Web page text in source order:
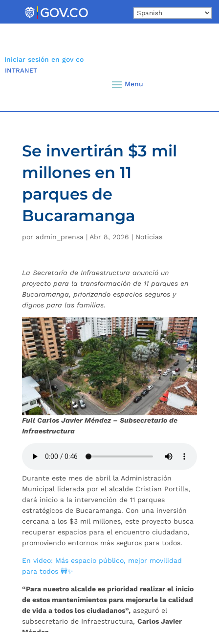
Iniciar sesión en gov co
INTRANET
Se invertirán $3 mil
millones en 11
parques de
Bucaramanga
por admin_prensa | Abr 8, 2026 | Noticias
La Secretaría de Infraestructura anunció un
proyecto para la transformación de 11 parques en
Bucaramanga, priorizando espacios seguros y
dignos para las familias.
Full Carlos Javier Méndez – Subsecretario de
Infraestructura
Durante este mes de abril la Administración
Municipal liderada por el alcalde Cristian Portilla,
dará inicio a la intervención de 11 parques
estratégicos de Bucaramanga. Con una inversión
cercana a los $3 mil millones, este proyecto busca
recuperar espacios para el encuentro ciudadano,
promoviendo entornos más seguros para todos.
En video: Más espacio público, mejor movilidad
para todos 🚧✨
“Para nuestro alcalde es prioridad realizar el inicio
de estos mantenimientos para mejorarle la calidad
de vida a todos los ciudadanos”,aseguró el
subsecretario de Infraestructura, Carlos Javier